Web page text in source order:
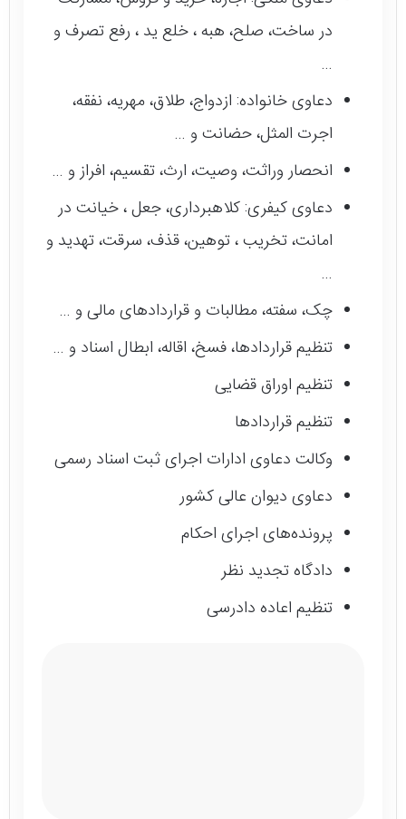
دعاوی ملکی: اجاره، خرید و فروش، مشارکت
در ساخت، صلح، هبه ، خلع ید ، رفع تصرف و
دعاوی خانواده: ازدواج، طلاق، مهریه، نفقه،
اجرت المثل، حضانت و …
انحصار وراثت، وصیت، ارث، تقسیم، افراز و …
دعاوی کیفری: کلاهبرداری، جعل ، خیانت در
امانت، تخریب ، توهین، قذف، سرقت، تهدید و
چک، سفته، مطالبات و قراردادهای مالی و …
تنظیم قراردادها، فسخ، اقاله، ابطال اسناد و …
تنظیم اوراق قضایی
تنظیم قراردادها
وکالت دعاوی ادارات اجرای ثبت اسناد رسمی
دعاوی دیوان عالی کشور
پرونده‌های اجرای احکام
دادگاه تجدید نظر
تنظیم اعاده دادرسی